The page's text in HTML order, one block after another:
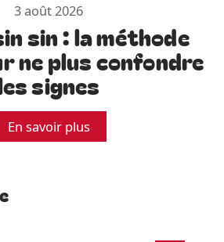
3 août 2026
sin : la méthode
ne plus confondre
signes
En savoir plus